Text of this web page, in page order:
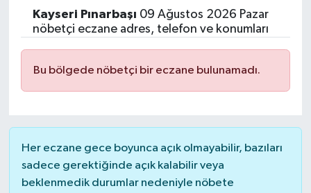
Kayseri Pınarbaşı 09 Ağustos 2026 Pazar
nöbetçi eczane adres, telefon ve konumları
Bu bölgede nöbetçi bir eczane bulunamadı.
Her eczane gece boyunca açık olmayabilir, bazıları
sadece gerektiğinde açık kalabilir veya
beklenmedik durumlar nedeniyle nöbete
Yaşam